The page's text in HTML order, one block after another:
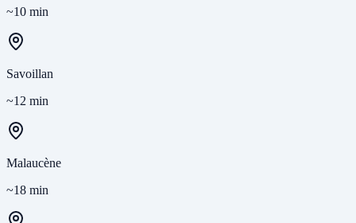
~10 min
Savoillan
~12 min
Malaucène
~18 min